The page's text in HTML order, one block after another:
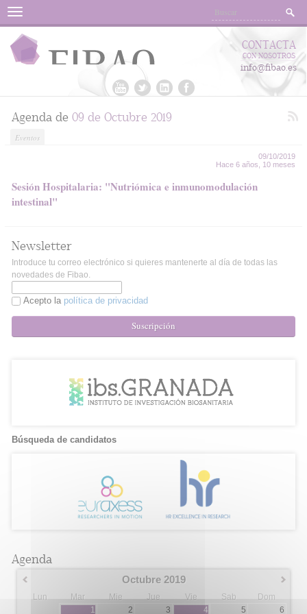
Menu
CONTACTA
CON NOSOTROS
info@fibao.es
Agenda de 09 de Octubre 2019
Eventos
09/10/2019
Hace 6 años, 10 meses
Sesión Hospitalaria: "Nutriómica e inmunomodulación
intestinal"
Newsletter
Introduce tu correo electrónico si quieres mantenerte al día de todas las
novedades de Fibao.
Acepto la política de privacidad
Suscripción
Búsqueda de candidatos
Agenda
Octubre 2019
Lun Mar Mie Jue Vie Sab
Dom
1
2 3
4
5 6